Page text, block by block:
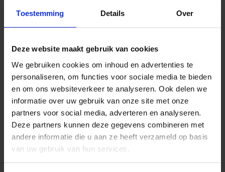
Toestemming Details Over
Deze website maakt gebruik van cookies
We gebruiken cookies om inhoud en advertenties te
personaliseren, om functies voor sociale media te bieden
en om ons websiteverkeer te analyseren. Ook delen we
informatie over uw gebruik van onze site met onze
partners voor social media, adverteren en analyseren.
Deze partners kunnen deze gegevens combineren met
andere informatie die u aan ze heeft verzameld op basis
van uw gebruik van hun services.